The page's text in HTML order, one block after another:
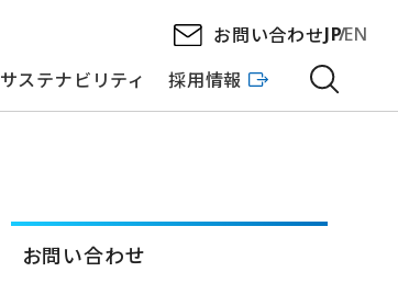
サステナビリティ 採用情報
お問い合わせJPEN
お問い合わせ